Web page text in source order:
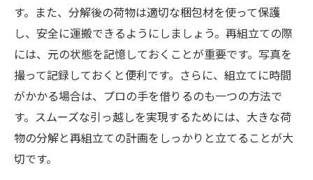
す。また、分解後の荷物は適切な梱包材を使って保護
し、安全に運搬できるようにしましょう。再組立ての際
には、元の状態を記憶しておくことが重要です。写真を
撮って記録しておくと便利です。さらに、組立てに時間
がかかる場合は、プロの手を借りるのも一つの方法で
す。スムーズな引っ越しを実現するためには、大きな荷
物の分解と再組立ての計画をしっかりと立てることが大
切です。